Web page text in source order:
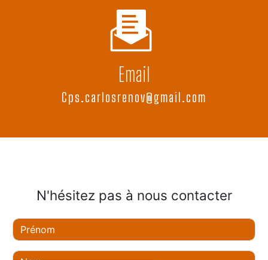
Email
cps.carlosrenov@gmail.com
N'hésitez pas à nous contacter